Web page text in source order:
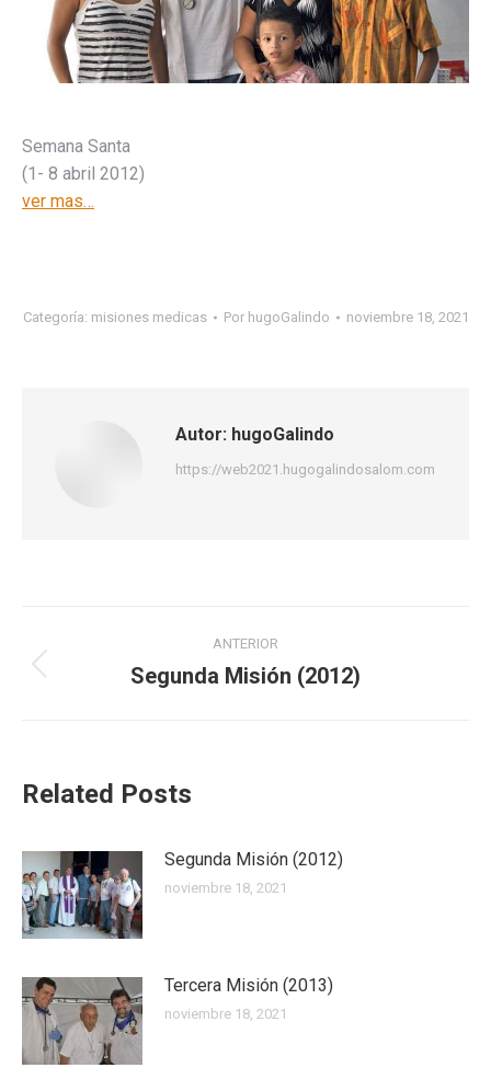
Semana Santa
(1- 8 abril 2012)
ver mas…
Categoría: misiones medicas Por hugoGalindo noviembre 18, 2021
Autor: hugoGalindo
https://web2021.hugogalindosalom.com
Navegación
entre
ANTERIOR
Publicación
Segunda Misión (2012)
Related Posts
Segunda Misión (2012)
noviembre 18, 2021
Tercera Misión (2013)
noviembre 18, 2021